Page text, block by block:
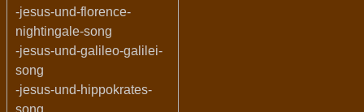
-jesus-und-florence-
nightingale-song
-jesus-und-galileo-galilei-
song
-jesus-und-hippokrates-
song